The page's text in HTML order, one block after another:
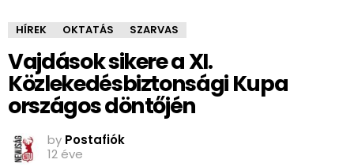
HÍREK OKTATÁS SZARVAS
Vajdások sikere a XI.
Közlekedésbiztonsági Kupa
országos döntőjén
by Postafiók
12 éve